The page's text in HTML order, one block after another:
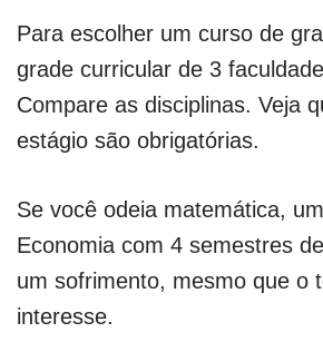
Para escolher um curso de
grade curricular de 3
Compare as disciplinas. Veja
estágio são obrigatórias.
Se você odeia matemática,
Economia com 4 semestres
um sofrimento, mesmo que o
interesse.